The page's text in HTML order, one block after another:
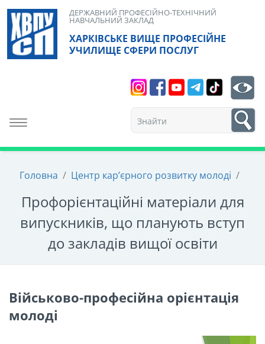
Skip
content
ХАРКІВСЬКЕ ВИЩЕ ПРОФЕСІЙНЕ
УЧИЛИЩЕ СФЕРИ ПОСЛУГ
ДЕРЖАВНИЙ ПРОФЕСІЙНО-ТЕХНІЧНИЙ
НАВЧАЛЬНИЙ ЗАКЛАД
Toggle navigation
1
Головна / Центр кар’єрного розвитку молоді /
Профорієнтаційні матеріали для
випускників, що планують вступ
до закладів вищої освіти
Військово-професійна орієнтація
молоді